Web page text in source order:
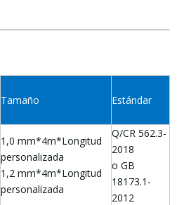
Tamaño Estándar
1,0 mm*4m*Longitud
personalizada
1,2 mm*4m*Longitud
personalizada
Q/CR 562.3-
2018
o GB
18173.1-
2012